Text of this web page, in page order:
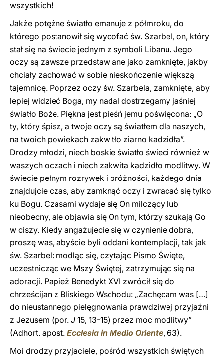
wszystkich!
Jakże potężne światło emanuje z półmroku, do
którego postanowił się wycofać św. Szarbel, on, który
stał się na świecie jednym z symboli Libanu. Jego
oczy są zawsze przedstawiane jako zamknięte, jakby
chciały zachować w sobie nieskończenie większą
tajemnicę. Poprzez oczy św. Szarbela, zamknięte, aby
lepiej widzieć Boga, my nadal dostrzegamy jaśniej
światło Boże. Piękna jest pieśń jemu poświęcona: „O
ty, który śpisz, a twoje oczy są światłem dla naszych,
na twoich powiekach zakwitło ziarno kadzidła”.
Drodzy młodzi, niech boskie światło świeci również w
waszych oczach i niech zakwita kadzidło modlitwy. W
świecie pełnym rozrywek i próżności, każdego dnia
znajdujcie czas, aby zamknąć oczy i zwracać się tylko
ku Bogu. Czasami wydaje się On milczący lub
nieobecny, ale objawia się On tym, którzy szukają Go
w ciszy. Kiedy angażujecie się w czynienie dobra,
proszę was, abyście byli oddani kontemplacji, tak jak
św. Szarbel: modląc się, czytając Pismo Święte,
uczestnicząc we Mszy Świętej, zatrzymując się na
adoracji. Papież Benedykt XVI zwrócił się do
chrześcijan z Bliskiego Wschodu: „Zachęcam was […]
do nieustannego pielęgnowania prawdziwej przyjaźni
z Jezusem (por. J 15, 13-15) przez moc modlitwy”
(Adhort. apost. Ecclesia in Medio Oriente, 63).
Moi drodzy przyjaciele, pośród wszystkich świętych